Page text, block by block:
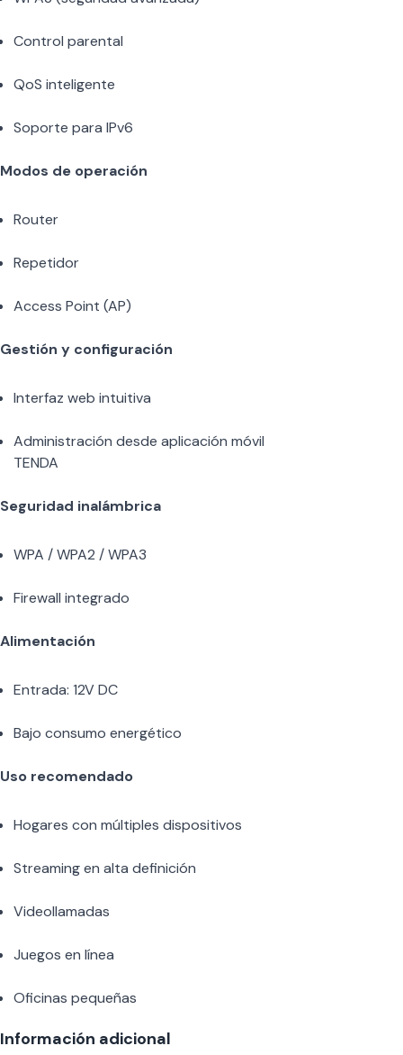
Control parental
QoS inteligente
Soporte para IPv6
Modos de operación
Router
Repetidor
Access Point (AP)
Gestión y configuración
Interfaz web intuitiva
Administración desde aplicación móvil
TENDA
Seguridad inalámbrica
WPA / WPA2 / WPA3
Firewall integrado
Alimentación
Entrada: 12V DC
Bajo consumo energético
Uso recomendado
Hogares con múltiples dispositivos
Streaming en alta definición
Videollamadas
Juegos en línea
Oficinas pequeñas
Información adicional